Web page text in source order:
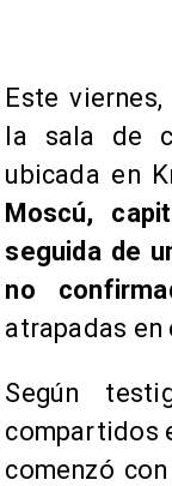
​Este
la sala de
ubicada en
Moscú,
seguida de
no
atrapadas
Según
compartidos
comenzó